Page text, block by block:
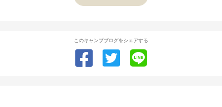
このキャンプブログをシェアする